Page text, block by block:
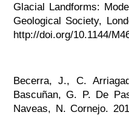
Glacial Landforms:
Geological Society,
http://doi.org/10.1144/
Becerra, J., C.
Bascuñan, G. P. De
Naveas, N. Cornejo.